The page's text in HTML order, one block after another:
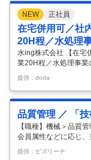
NEW 正社員
在宅併用可／社
20H程／水処理
水ing株式会社 【在
業20H程／水処理事
用可】社内SE※イン
パイオニア・安定基
理事業のパイオニア
休124日の優良大手～
対策業務、ネットワー
分野によって出来る
当がそれぞれ決めら
提供：doda
品質管理 ／ 「
【職種】機械＞品質
会員属性などに応じ
異なる場合がありま
査を通じて品質向上
提供：ビズリーチ